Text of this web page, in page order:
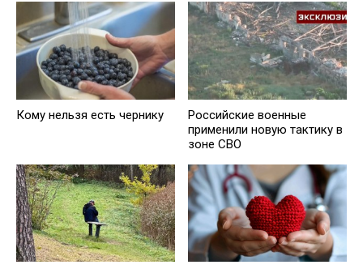
Кому нельзя есть чернику
Российские военные
применили новую тактику в
зоне СВО